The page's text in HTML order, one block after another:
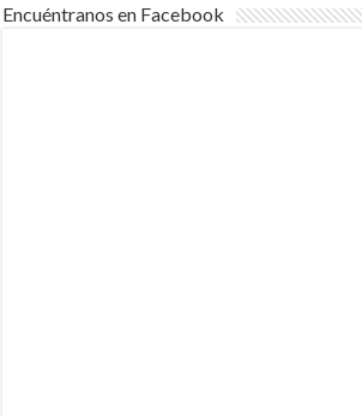
Encuéntranos en Facebook